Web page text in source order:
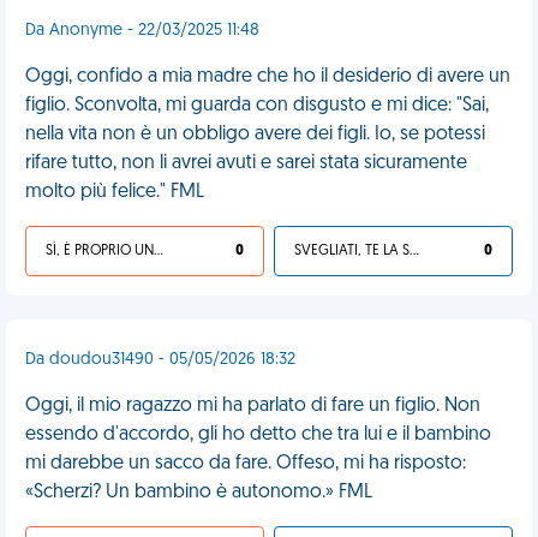
Da Anonyme - 22/03/2025 11:48
Oggi, confido a mia madre che ho il desiderio di avere un
figlio. Sconvolta, mi guarda con disgusto e mi dice: "Sai,
nella vita non è un obbligo avere dei figli. Io, se potessi
rifare tutto, non li avrei avuti e sarei stata sicuramente
molto più felice." FML
SÌ, È PROPRIO UNA VDM! 0 SVEGLIATI, TE LA SEI CERCATA! 0
Da doudou31490 - 05/05/2026 18:32
Oggi, il mio ragazzo mi ha parlato di fare un figlio. Non
essendo d'accordo, gli ho detto che tra lui e il bambino
mi darebbe un sacco da fare. Offeso, mi ha risposto:
«Scherzi? Un bambino è autonomo.» FML